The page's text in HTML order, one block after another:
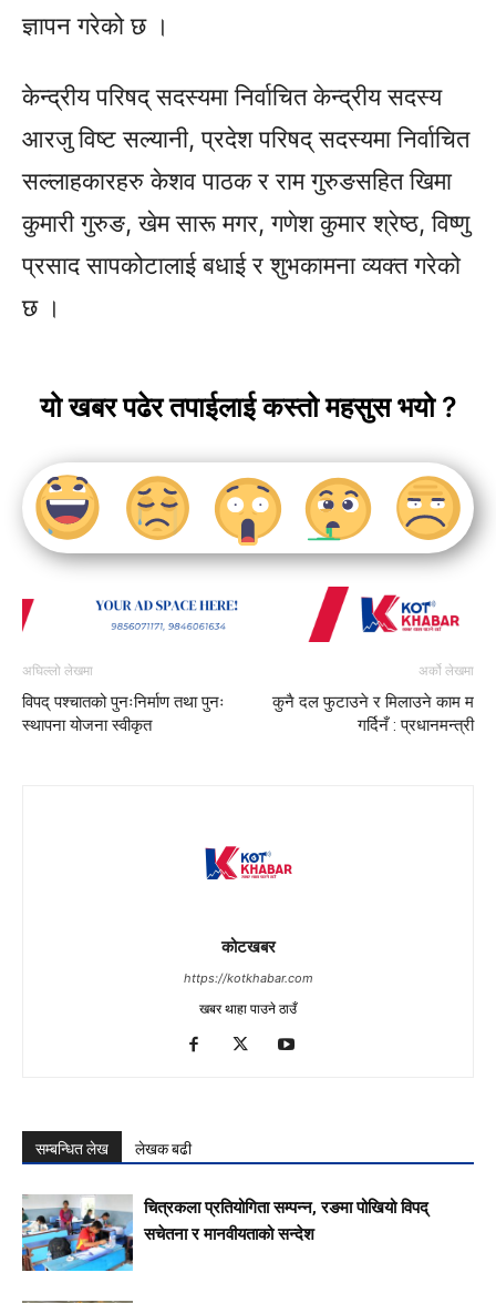
ज्ञापन गरेको छ ।
केन्द्रीय परिषद् सदस्यमा निर्वाचित केन्द्रीय सदस्य
आरजु विष्ट सल्यानी, प्रदेश परिषद् सदस्यमा निर्वाचित
सल्लाहकारहरु केशव पाठक र राम गुरुङसहित खिमा
कुमारी गुरुङ, खेम सारू मगर, गणेश कुमार श्रेष्ठ, विष्णु
प्रसाद सापकोटालाई बधाई र शुभकामना व्यक्त गरेको
छ ।
यो खबर पढेर तपाईलाई कस्तो महसुस भयो ?
अघिल्लो लेखमा
विपद् पश्चातको पुनःनिर्माण तथा पुनः
स्थापना योजना स्वीकृत
अर्को लेखमा
कुनै दल फुटाउने र मिलाउने काम म
गर्दिनँ : प्रधानमन्त्री
कोटखबर
https://kotkhabar.com
खबर थाहा पाउने ठाउँ
सम्बन्धित लेख लेखक बढी
चित्रकला प्रतियोगिता सम्पन्न, रङमा पोखियो विपद्
सचेतना र मानवीयताको सन्देश